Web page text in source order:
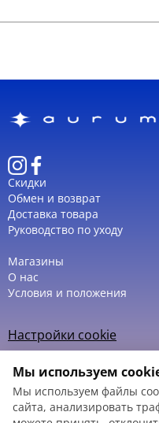
Скидки
Обмен и возврат
Доставка товара
Руководство по уходу
Магазины
О нас
Условия и положения
Настройки cookie
Мы используем
Мы используем файлы
сайта, анализировать